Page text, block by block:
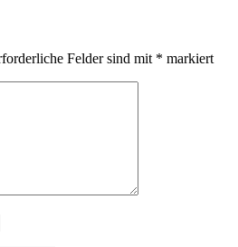
Felder sind mit * markiert